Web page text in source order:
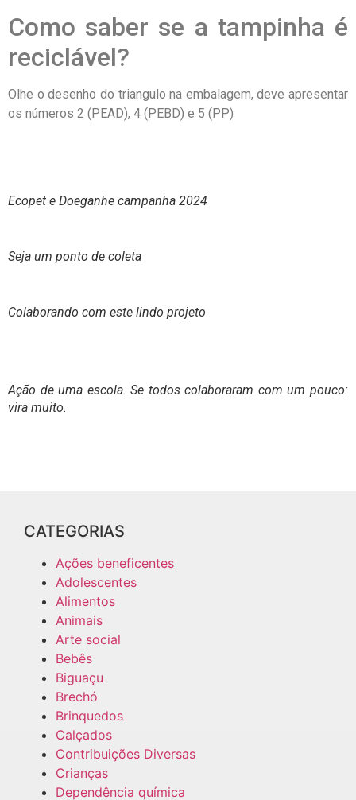
Como saber se a tampinha é
reciclável?
Olhe o desenho do triangulo na embalagem, deve apresentar
os números 2 (PEAD), 4 (PEBD) e 5 (PP)
Ecopet e Doeganhe campanha 2024
Seja um ponto de coleta
Colaborando com este lindo projeto
Ação de uma escola. Se todos colaboraram com um pouco:
vira muito.
CATEGORIAS
Ações beneficentes
Adolescentes
Alimentos
Animais
Arte social
Bebês
Biguaçu
Brechó
Brinquedos
Calçados
Contribuições Diversas
Crianças
Dependência química